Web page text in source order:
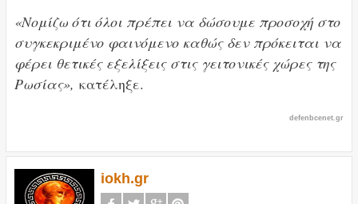
«Νομίζω ότι όλοι πρέπει να δώσουμε προσοχή στο
συγκεκριμένο φαινόμενο καθώς δεν πρόκειται να
φέρει θετικές εξελίξεις στις γειτονικές χώρες της
Ρωσίας», κατέληξε.
defenbcenet.gr
iokh.gr